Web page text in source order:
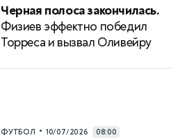
Черная полоса закончилась.
Физиев эффектно победил
Торреса и вызвал Оливейру
ФУТБОЛ • 10/07/2026 08:00